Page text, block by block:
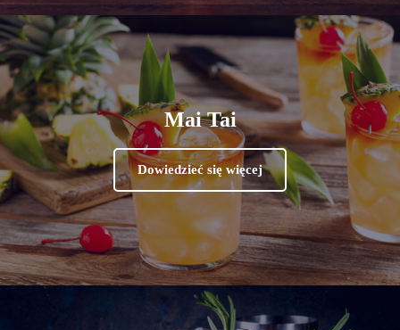
Mai Tai
Dowiedzieć się więcej